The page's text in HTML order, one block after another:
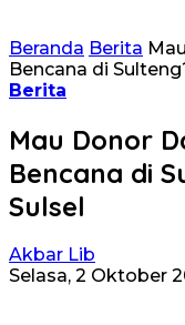
Beranda Berita
Bencana di
Berita
Mau Donor
Bencana di
Sulsel
Akbar Lib
Selasa, 2 Oktober